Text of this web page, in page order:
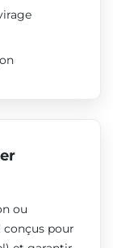
ou
conçus pour